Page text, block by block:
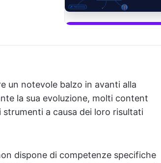
un notevole balzo in avanti alla
la sua evoluzione, molti content
a causa dei loro risultati
dispone di competenze specifiche